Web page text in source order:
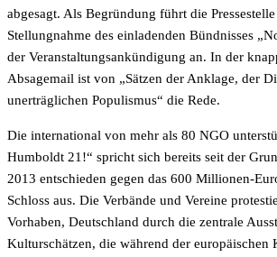
abgesagt. Als Begründung führt die
Stellungnahme des einladenden Bündnisses
der Veranstaltungsankündigung an. In der
Absagemail ist von „Sätzen der Anklage, der
unerträglichen Populismus“ die Rede.
Die international von mehr als 80 NGO
Humboldt 21!“ spricht sich bereits seit der
2013 entschieden gegen das 600 Millionen-
Schloss aus. Die Verbände und Vereine
Vorhaben, Deutschland durch die zentrale
Kulturschätzen, die während der europäischen